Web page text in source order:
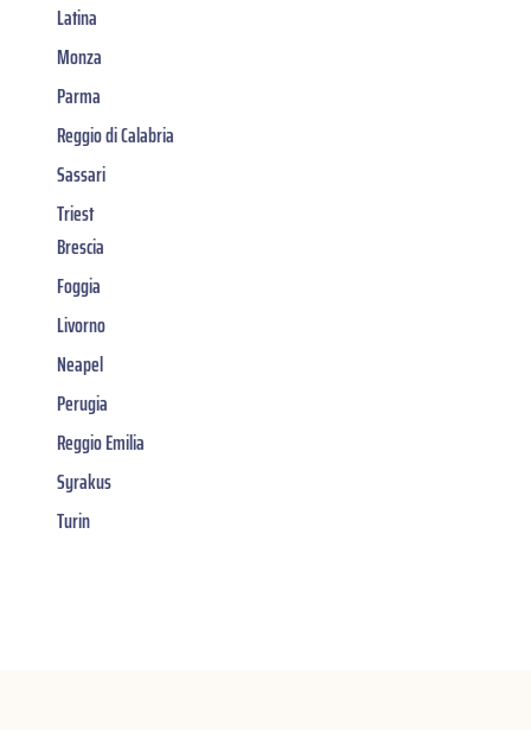
Latina
Monza
Parma
Reggio di Calabria
Sassari
Triest
Brescia
Foggia
Livorno
Neapel
Perugia
Reggio Emilia
Syrakus
Turin